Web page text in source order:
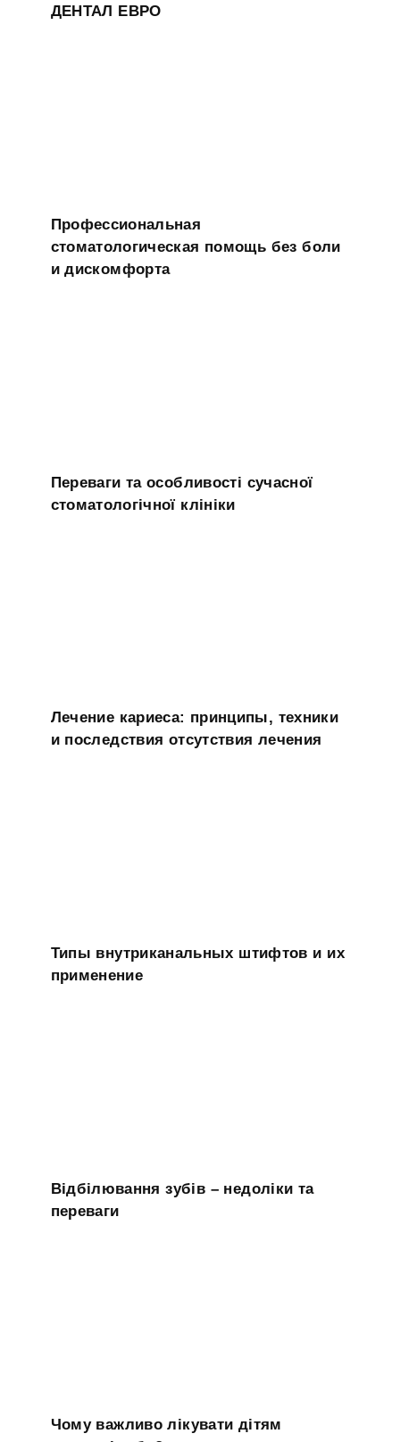
ДЕНТАЛ ЕВРО
Профессиональная
стоматологическая помощь без боли
и дискомфорта
Переваги та особливості сучасної
стоматологічної клініки
Лечение кариеса: принципы, техники
и последствия отсутствия лечения
Типы внутриканальных штифтов и их
применение
Відбілювання зубів – недоліки та
переваги
Чому важливо лікувати дітям